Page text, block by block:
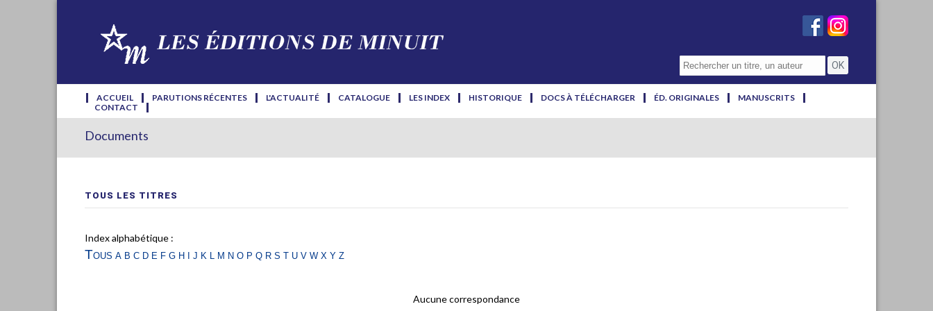
ACCUEIL PARUTIONS RÉCENTES L'ACTUALITÉ CATALOGUE LES INDEX HISTORIQUE DOCS À TÉLÉCHARGER ÉD. ORIGINALES
MANUSCRITS
CONTACT
Documents
TOUS LES TITRES
Index alphabétique :
Tous a b c d e fg h i j k l m no p q rs t uvwx yz
Aucune correspondance